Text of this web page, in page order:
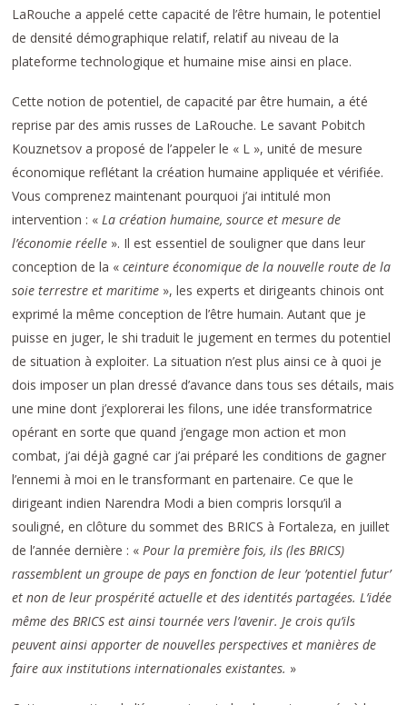
LaRouche a appelé cette capacité de l’être humain, le potentiel
de densité démographique relatif, relatif au niveau de la
plateforme technologique et humaine mise ainsi en place.
Cette notion de potentiel, de capacité par être humain, a été
reprise par des amis russes de LaRouche. Le savant Pobitch
Kouznetsov a proposé de l’appeler le « L », unité de mesure
économique reflétant la création humaine appliquée et vérifiée.
Vous comprenez maintenant pourquoi j’ai intitulé mon
intervention : « La création humaine, source et mesure de
l’économie réelle ». Il est essentiel de souligner que dans leur
conception de la «ceinture économique de la nouvelle route de la
soie terrestre et maritime », les experts et dirigeants chinois ont
exprimé la même conception de l’être humain. Autant que je
puisse en juger, le shi traduit le jugement en termes du potentiel
de situation à exploiter. La situation n’est plus ainsi ce à quoi je
dois imposer un plan dressé d’avance dans tous ses détails, mais
une mine dont j’explorerai les filons, une idée transformatrice
opérant en sorte que quand j’engage mon action et mon
combat, j’ai déjà gagné car j’ai préparé les conditions de gagner
l’ennemi à moi en le transformant en partenaire. Ce que le
dirigeant indien Narendra Modi a bien compris lorsqu’il a
souligné, en clôture du sommet des BRICS à Fortaleza, en juillet
de l’année dernière : « Pour la première fois, ils (les BRICS)
rassemblent un groupe de pays en fonction de leur ’potentiel futur’
et non de leur prospérité actuelle et des identités partagées. L’idée
même des BRICS est ainsi tournée vers l’avenir. Je crois qu’ils
peuvent ainsi apporter de nouvelles perspectives et manières de
faire aux institutions internationales existantes. »